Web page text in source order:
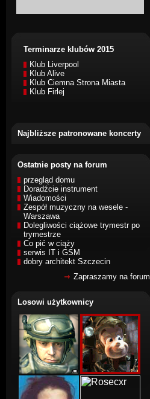
Terminarze klubów 2015
Klub Liverpool
Klub Alive
Klub Ciemna Strona Miasta
Klub Firlej
Najbliższe patronowane koncerty
Ostatnie posty na forum
przegląd domu
Doradźcie instrument
Wiadomości
Zespół muzyczny na wesele -
Warszawa
Dolegliwości ciążowe trymestr po
trymestrze
Co pić w ciąży
serwis IT i GSM
dobry architekt Szczecin
Zapraszamy na forum
Losowi użytkownicy